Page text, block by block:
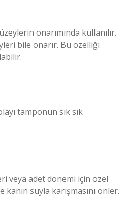
onarımında kullanılır.
bile onarır. Bu özelliği
tamponun sık sık
veya adet dönemi için özel
suyla karışmasını önler.